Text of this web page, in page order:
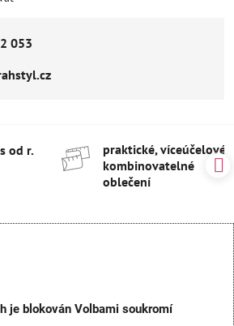
053
od r​.
praktické, víceúčelové
kombinovatelné
oblečení
je blokován Volbami soukromí